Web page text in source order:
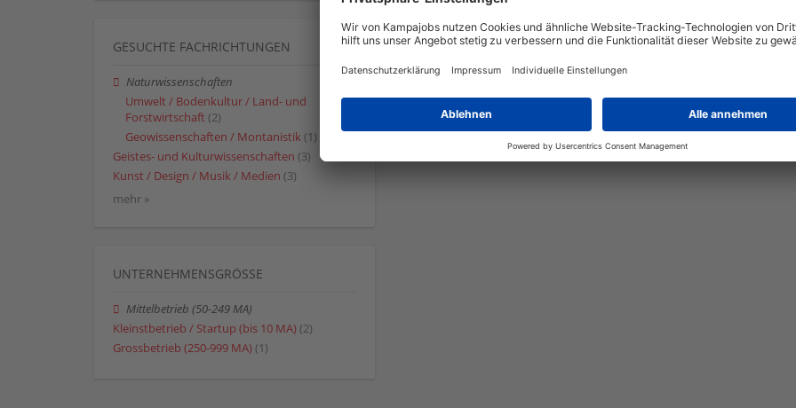
GESUCHTE FACHRICHTUNGEN
Naturwissenschaften
Umwelt / Bodenkultur / Land- und
Forstwirtschaft (2)
Geowissenschaften / Montanistik (1)
Geistes- und Kulturwissenschaften (3)
Kunst / Design / Musik / Medien (3)
mehr »
UNTERNEHMENSGRÖSSE
Mittelbetrieb (50-249 MA)
Kleinstbetrieb / Startup (bis 10 MA) (2)
Grossbetrieb (250-999 MA) (1)